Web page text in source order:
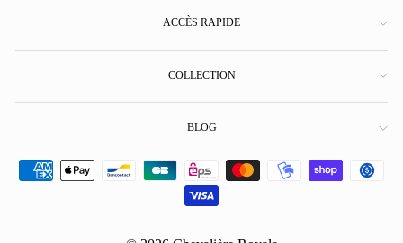
ACCÈS RAPIDE
COLLECTION
BLOG